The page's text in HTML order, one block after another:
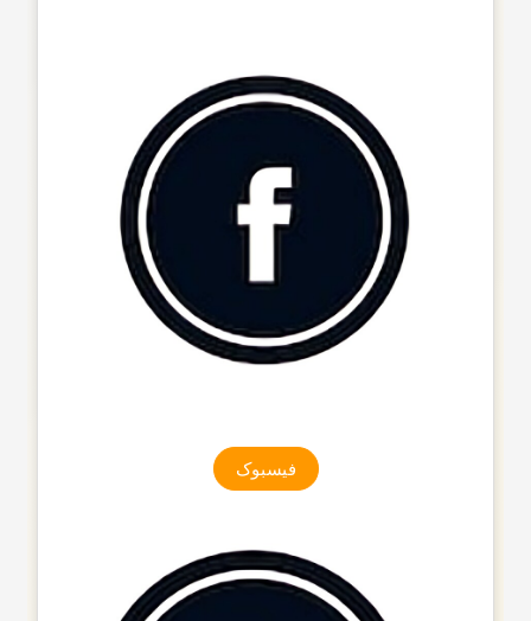
فیسبوک